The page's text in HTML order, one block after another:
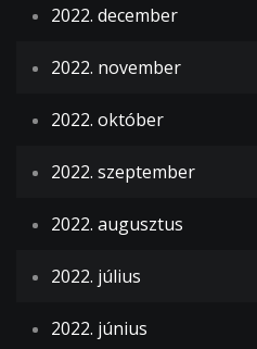
2022. december
2022. november
2022. október
2022. szeptember
2022. augusztus
2022. július
2022. június